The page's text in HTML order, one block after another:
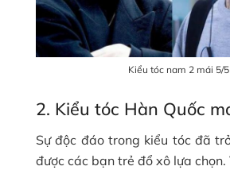
Kiểu tóc nam 2 mái 5/5
2. Kiểu tóc Hàn Quốc
Sự độc đáo trong kiểu tóc đã
được các bạn trẻ đổ xô lựa